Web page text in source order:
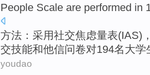
People Scale are performed in
方法 ：采用社交焦虑量表(IAS)
交技能和他信问卷对194名大学
youdao